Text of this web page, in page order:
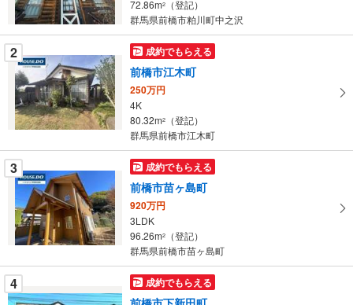
・
条
件
を
マ
イ
ペ
ジ
に
保
存
す
る
72.86m2
（登記）
群馬県前橋市粕川町中之沢
2 成約でもらえる
前橋市江木町
250万円
4K
80.32m2
（登記）
群馬県前橋市江木町
3 成約でもらえる
前橋市苗ヶ島町
920万円
3LDK
96.26m2
（登記）
群馬県前橋市苗ヶ島町
4 成約でもらえる